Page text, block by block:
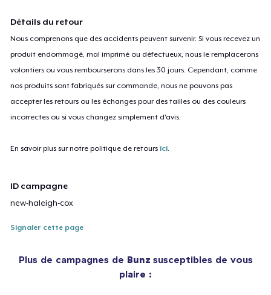
Détails du retour
Nous comprenons que des accidents peuvent survenir. Si vous recevez un
produit endommagé, mal imprimé ou défectueux, nous le remplacerons
volontiers ou vous rembourserons dans les 30 jours. Cependant, comme
nos produits sont fabriqués sur commande, nous ne pouvons pas
accepter les retours ou les échanges pour des tailles ou des couleurs
incorrectes ou si vous changez simplement d'avis.
En savoir plus sur notre politique de retours ici.
ID campagne
new-haleigh-cox
Signaler cette page
Plus de campagnes de Bunz susceptibles de vous
plaire :